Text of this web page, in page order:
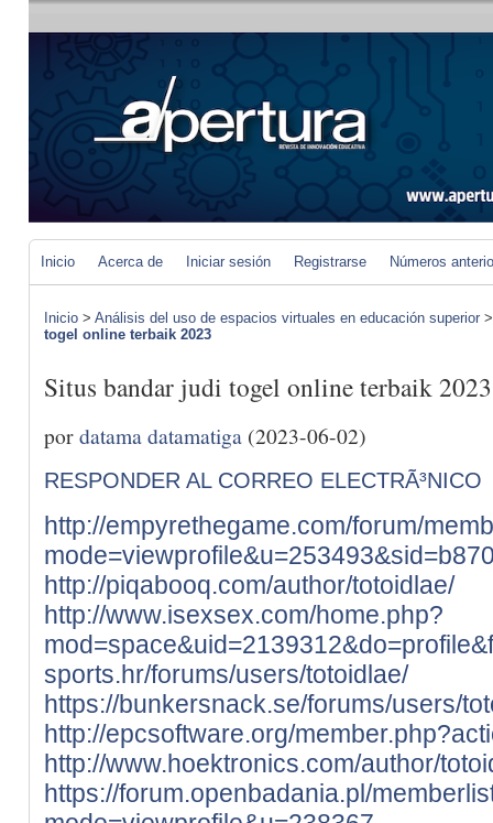
Inicio Acerca de Iniciar sesión Registrarse Números
Inicio > Análisis del uso de espacios virtuales en educación superior
togel online terbaik 2023
Situs bandar judi togel online terbaik 2023
pordatama datamatiga (2023-06-02)
RESPONDER AL CORREO ELECTRÃ³NICO
http://empyrethegame.com/forum/
http://piqabooq.com/author/totoidlae/
http://www.isexsex.com/home.php?
sports.hr/forums/users/totoidlae/
https://bunkersnack.se/forums/users/
http://epcsoftware.org/
http://www.hoektronics.com/author/
https://forum.openbadania.pl/